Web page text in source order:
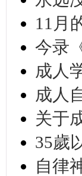
11月
今录
成人
成人
关于
35歲
自律